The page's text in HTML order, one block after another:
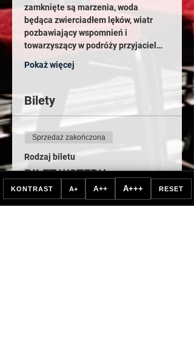
zamknięte są marzenia, woda
będąca zwierciadłem lęków, wiatr
pozbawiający wspomnień i
towarzyszący w podróży przyjaciel…
Pokaż więcej
Bilety
Sprzedaż zakończona
Rodzaj biletu
BILET WSTĘPU
Więcej informacji
KONTRAST A+ A++ A+++ RESET